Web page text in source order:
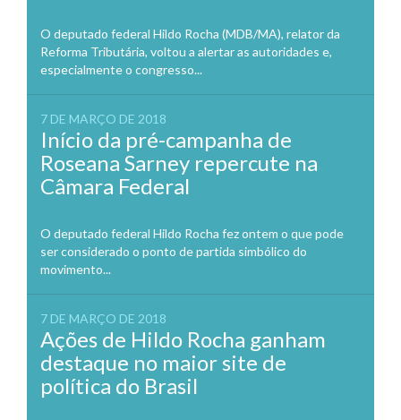
O deputado federal Hildo Rocha (MDB/MA), relator da
Reforma Tributária, voltou a alertar as autoridades e,
especialmente o congresso...
7 DE MARÇO DE 2018
Início da pré-campanha de
Roseana Sarney repercute na
Câmara Federal
O deputado federal Hildo Rocha fez ontem o que pode
ser considerado o ponto de partida simbólico do
movimento...
7 DE MARÇO DE 2018
Ações de Hildo Rocha ganham
destaque no maior site de
política do Brasil